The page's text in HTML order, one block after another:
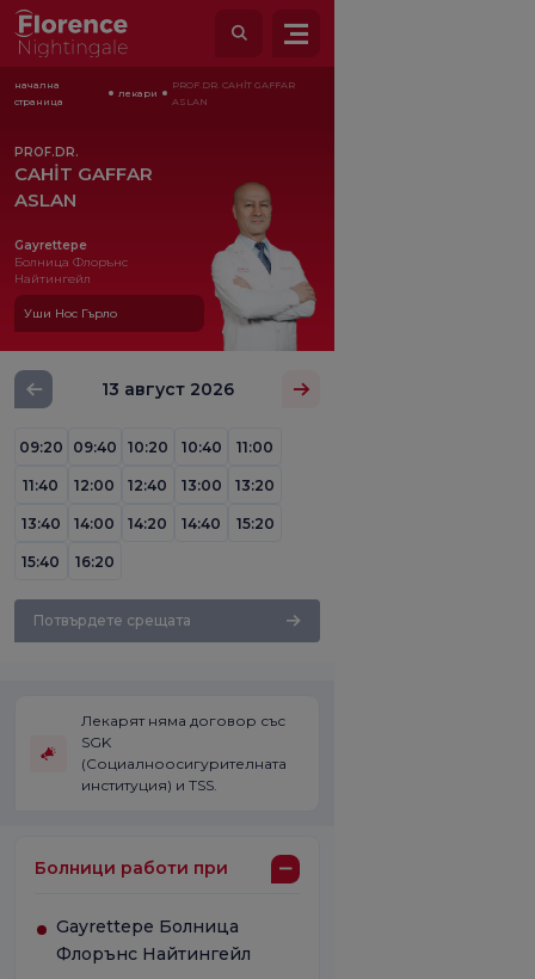
начална
страница
лекари
PROF.DR. CAHİT GAFFAR
ASLAN
PROF.DR.
CAHİT GAFFAR
ASLAN
Gayrettepe
Болница Флорънс
Найтингейл
Уши Нос Гърло
13 август 2026
09:20 09:40 10:20 10:40 11:00
11:40 12:00 12:40 13:00 13:20
13:40 14:00 14:20 14:40 15:20
15:40 16:20
Потвърдете срещата
Лекарят няма договор със
SGK
(Социалноосигурителната
институция) и TSS.
Болници работи при
Gayrettepe Болница
Флорънс Найтингейл